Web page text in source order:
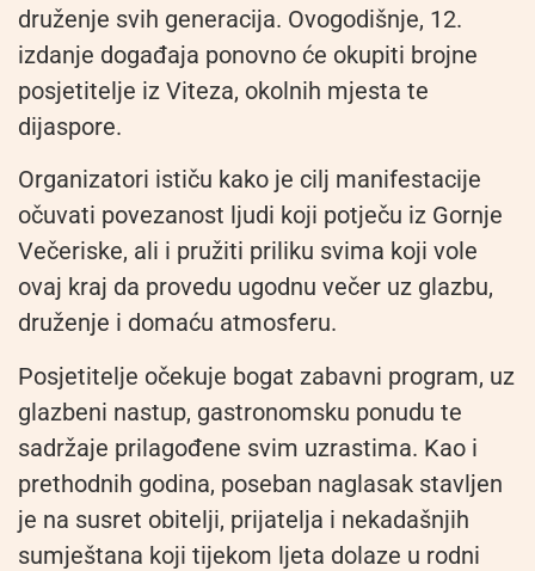
druženje svih generacija. Ovogodišnje, 12.
izdanje događaja ponovno će okupiti brojne
posjetitelje iz Viteza, okolnih mjesta te
dijaspore.
Organizatori ističu kako je cilj manifestacije
očuvati povezanost ljudi koji potječu iz Gornje
Večeriske, ali i pružiti priliku svima koji vole
ovaj kraj da provedu ugodnu večer uz glazbu,
druženje i domaću atmosferu.
Posjetitelje očekuje bogat zabavni program, uz
glazbeni nastup, gastronomsku ponudu te
sadržaje prilagođene svim uzrastima. Kao i
prethodnih godina, poseban naglasak stavljen
je na susret obitelji, prijatelja i nekadašnjih
sumještana koji tijekom ljeta dolaze u rodni